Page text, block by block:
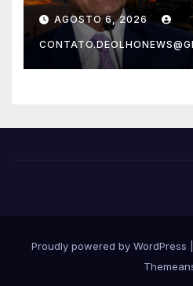
chances de ser
do que um
Ucrânia
AGOSTO 6, 2026
Proudly powered by WordPress